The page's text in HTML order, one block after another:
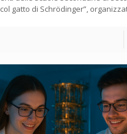
gatto di Schrödinger”,